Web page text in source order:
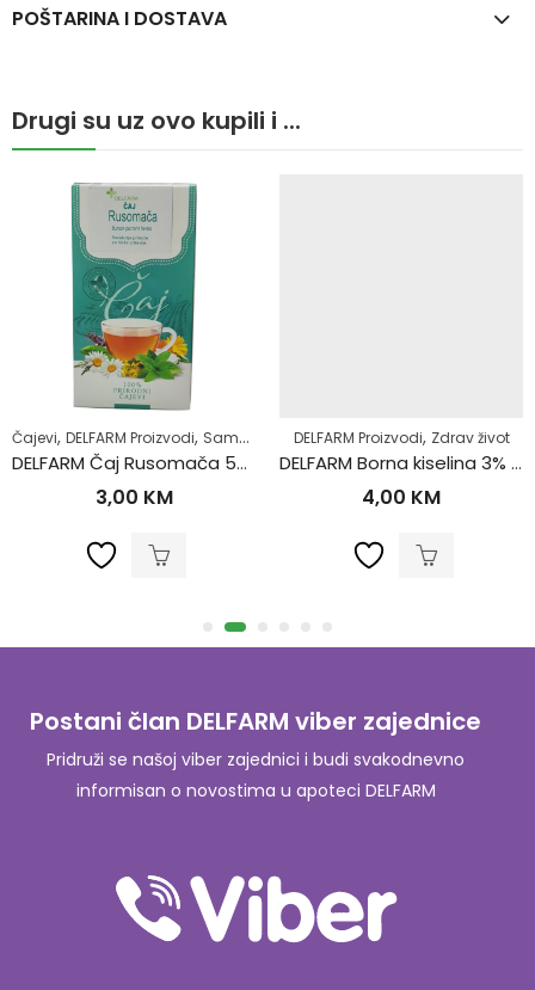
POŠTARINA I DOSTAVA
Drugi su uz ovo kupili i ...
Čajevi, DELFARM Proizvodi, Samoliječenje ,Zdrav život,Žensko zdravlje
DELFARM Čaj Rusomača 50g
3,00 KM
DELFARM Proizvodi, Zdrav život
DELFARM Borna kiselina 3% 200ml
4,00 KM
Postani član DELFARM viber zajednice
Pridruži se našoj viber zajednici i budi svakodnevno
informisan o novostima u apoteci DELFARM